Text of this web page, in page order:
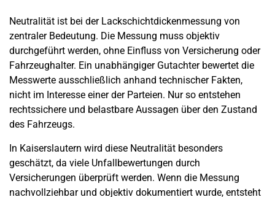
Neutralität ist bei der Lackschichtdickenmessung von
zentraler Bedeutung. Die Messung muss objektiv
durchgeführt werden, ohne Einfluss von Versicherung oder
Fahrzeughalter. Ein unabhängiger Gutachter bewertet die
Messwerte ausschließlich anhand technischer Fakten,
nicht im Interesse einer der Parteien. Nur so entstehen
rechtssichere und belastbare Aussagen über den Zustand
des Fahrzeugs.
In Kaiserslautern wird diese Neutralität besonders
geschätzt, da viele Unfallbewertungen durch
Versicherungen überprüft werden. Wenn die Messung
nachvollziehbar und objektiv dokumentiert wurde, entsteht